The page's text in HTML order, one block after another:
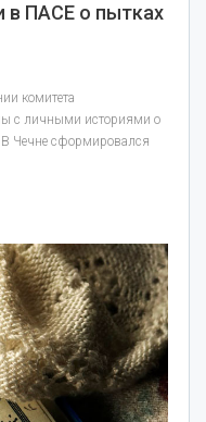
в ПАСЕ о пытках
комитета
с личными историями о
В Чечне сформировался